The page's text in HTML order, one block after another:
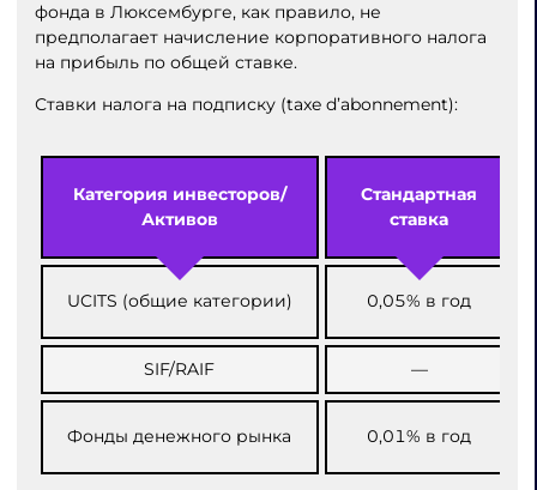
фонда в Люксембурге, как правило, не
предполагает начисление корпоративного налога
на прибыль по общей ставке.
Ставки налога на подписку (taxe d’abonnement):
Категория инвесторов/
Активов
Стандартная
ставка
UCITS (общие категории) 0,05% в год
SIF/RAIF —
Фонды денежного рынка 0,01% в год